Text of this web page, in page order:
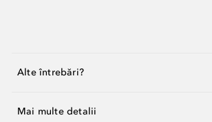
Alte întrebări?
Mai multe detalii